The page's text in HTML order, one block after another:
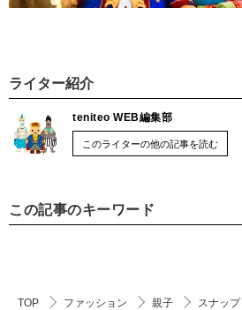
ライター紹介
teniteo WEB編集部
このライターの他の記事を読む
この記事のキーワード
TOP ファッション 親子
スナップ